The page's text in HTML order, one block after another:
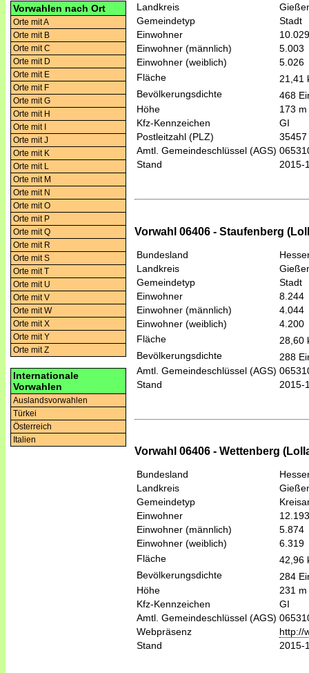
Vorwahlen nach Ort
Orte mit A
Orte mit B
Orte mit C
Orte mit D
Orte mit E
Orte mit F
Orte mit G
Orte mit H
Orte mit I
Orte mit J
Orte mit K
Orte mit L
Orte mit M
Orte mit N
Orte mit O
Orte mit P
Orte mit Q
Orte mit R
Orte mit S
Orte mit T
Orte mit U
Orte mit V
Orte mit W
Orte mit X
Orte mit Y
Orte mit Z
Internationale
Vorwahlen
Auslandsvorwahlen
Türkei
Österreich
Italien
Landkreis
Gemeindetyp
Stadt
Einwohner
10.029
Einwohner (männlich)
5.003
Einwohner (weiblich)
5.026
Fläche
21,41
Bevölkerungsdichte
468
Höhe
173
Kfz-Kennzeichen
GI
Postleitzahl (PLZ)
35457
Amtl. Gemeindeschlüssel (AGS)
Stand
2015-
Vorwahl 06406 - Staufenberg
Bundesland
Landkreis
Gemeindetyp
Stadt
Einwohner
8.244
Einwohner (männlich)
4.044
Einwohner (weiblich)
4.200
Fläche
28,60
Bevölkerungsdichte
288
Amtl. Gemeindeschlüssel (AGS)
Stand
2015-
Vorwahl 06406 - Wettenberg
Bundesland
Landkreis
Gemeindetyp
Einwohner
12.193
Einwohner (männlich)
5.874
Einwohner (weiblich)
6.319
Fläche
42,96
Bevölkerungsdichte
284
Höhe
231 m
Kfz-Kennzeichen
GI
Amtl. Gemeindeschlüssel (AGS)
Webpräsenz
http://
Stand
2015-